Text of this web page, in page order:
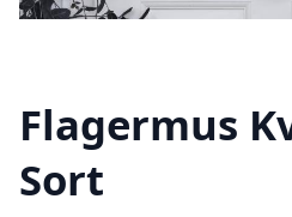
Flagermus
Sort